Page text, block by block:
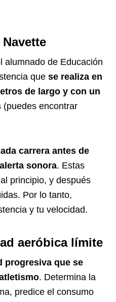
alumnado de Educación
que se realiza en
de largo y con un
(puedes encontrar
carrera antes de
sonora. Estas
principio, y después
Por lo tanto,
y tu velocidad.
aeróbica límite
progresiva que se
. Determina la
predice el consumo